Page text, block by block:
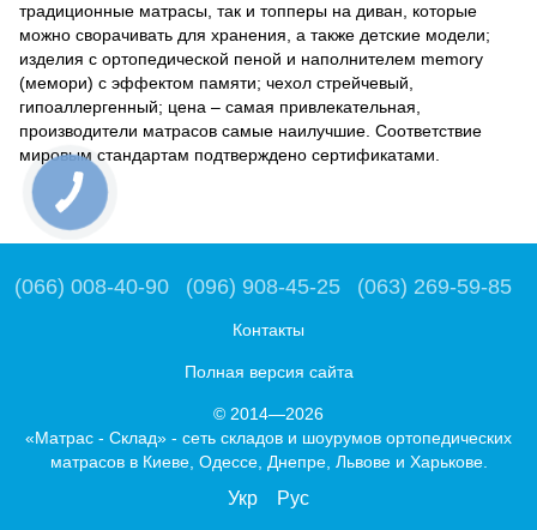
традиционные матрасы, так и топперы на диван, которые
можно сворачивать для хранения, а также детские модели;
изделия с ортопедической пеной и наполнителем memory
(мемори) с эффектом памяти; чехол стрейчевый,
гипоаллергенный; цена – самая привлекательная,
производители матрасов самые наилучшие. Соответствие
мировым стандартам подтверждено сертификатами.
(066) 008-40-90 (096) 908-45-25 (063) 269-59-85
Контакты
Полная версия сайта
© 2014—2026
«Матрас - Склад» - сеть складов и шоурумов ортопедических
матрасов в Киеве, Одессе, Днепре, Львове и Харькове.
Укр Рус